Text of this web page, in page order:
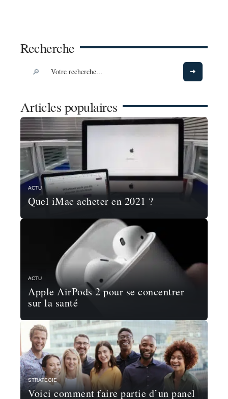
Recherche
Articles populaires
ACTU
Quel iMac acheter en 2021 ?
ACTU
Apple AirPods 2 pour se concentrer
sur la santé
STRATÉGIE
Voici comment faire partie d’un panel